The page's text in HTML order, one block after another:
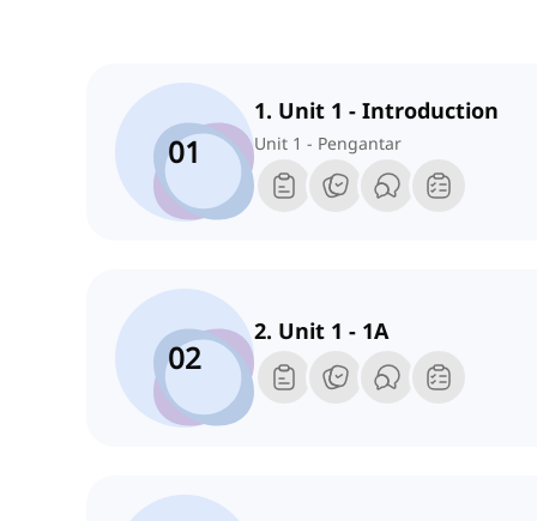
01
1. Unit 1 - Introduction
Unit 1 - Pengantar
02
2. Unit 1 - 1A